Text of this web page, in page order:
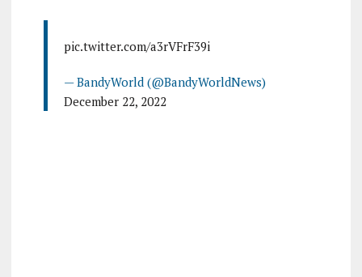
pic.twitter.com/a3rVFrF39i
— BandyWorld (@BandyWorldNews)
December 22, 2022